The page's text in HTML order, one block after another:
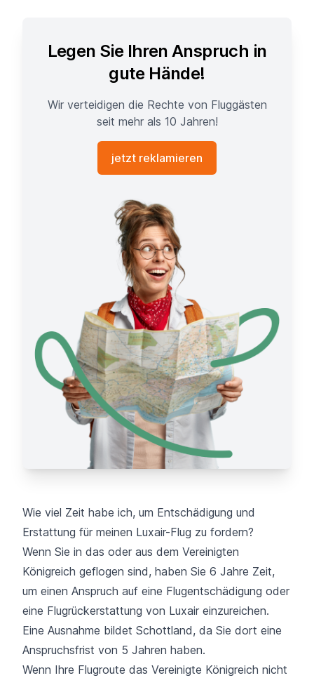
Legen Sie Ihren Anspruch in
gute Hände!
Wir verteidigen die Rechte von Fluggästen
seit mehr als 10 Jahren!
jetzt reklamieren
Wie viel Zeit habe ich, um Entschädigung und
Erstattung für meinen Luxair-Flug zu fordern?
Wenn Sie in das oder aus dem Vereinigten
Königreich geflogen sind, haben Sie 6 Jahre Zeit,
um einen Anspruch auf eine Flugentschädigung oder
eine Flugrückerstattung von Luxair einzureichen.
Eine Ausnahme bildet Schottland, da Sie dort eine
Anspruchsfrist von 5 Jahren haben.
Wenn Ihre Flugroute das Vereinigte Königreich nicht